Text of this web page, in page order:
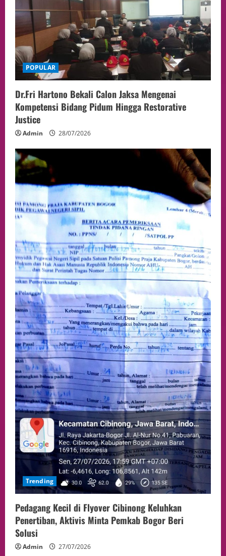
POPULAR
Dr.Fri Hartono Bekali Calon Jaksa Mengenai
Kompetensi Bidang Pidum Hingga Restorative
Justice
Admin 28/07/2026
Trending
Pedagang Kecil di Flyover Cibinong Keluhkan
Penertiban, Aktivis Minta Pemkab Bogor Beri
Solusi
Admin 27/07/2026